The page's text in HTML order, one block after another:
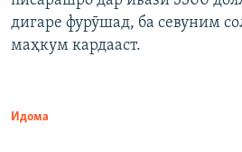
дигаре фурӯшад, ба севуним
маҳкум кардааст.
Идома